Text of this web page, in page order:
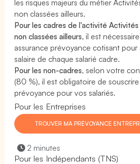
les risques majeurs du métier
non classées ailleurs.
Pour les cadres de l'activité
non classées ailleurs, il est
assurance prévoyance cotisant pour
salaire de chaque salarié cadre.
Pour les non-cadres, selon votre
(80 %), il est obligatoire de
prévoyance pour vos salariés.
Pour les Entreprises
TROUVER MA PRÉVOYANCE
2 minutes
Pour les Indépendants (TNS)